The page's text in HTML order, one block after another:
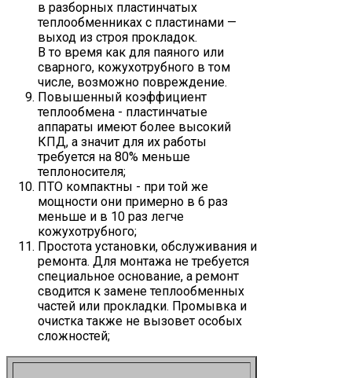
в разборных пластинчатых
теплообменниках с пластинами —
выход из строя прокладок.
В то время как для паяного или
сварного, кожухотрубного в том
числе, возможно повреждение.
Повышенный коэффициент
теплообмена - пластинчатые
аппараты имеют более высокий
КПД, а значит для их работы
требуется на 80% меньше
теплоносителя;
ПТО компактны - при той же
мощности они примерно в 6 раз
меньше и в 10 раз легче
кожухотрубного;
Простота установки, обслуживания и
ремонта. Для монтажа не требуется
специальное основание, а ремонт
сводится к замене теплообменных
частей или прокладки. Промывка и
очистка также не вызовет особых
сложностей;